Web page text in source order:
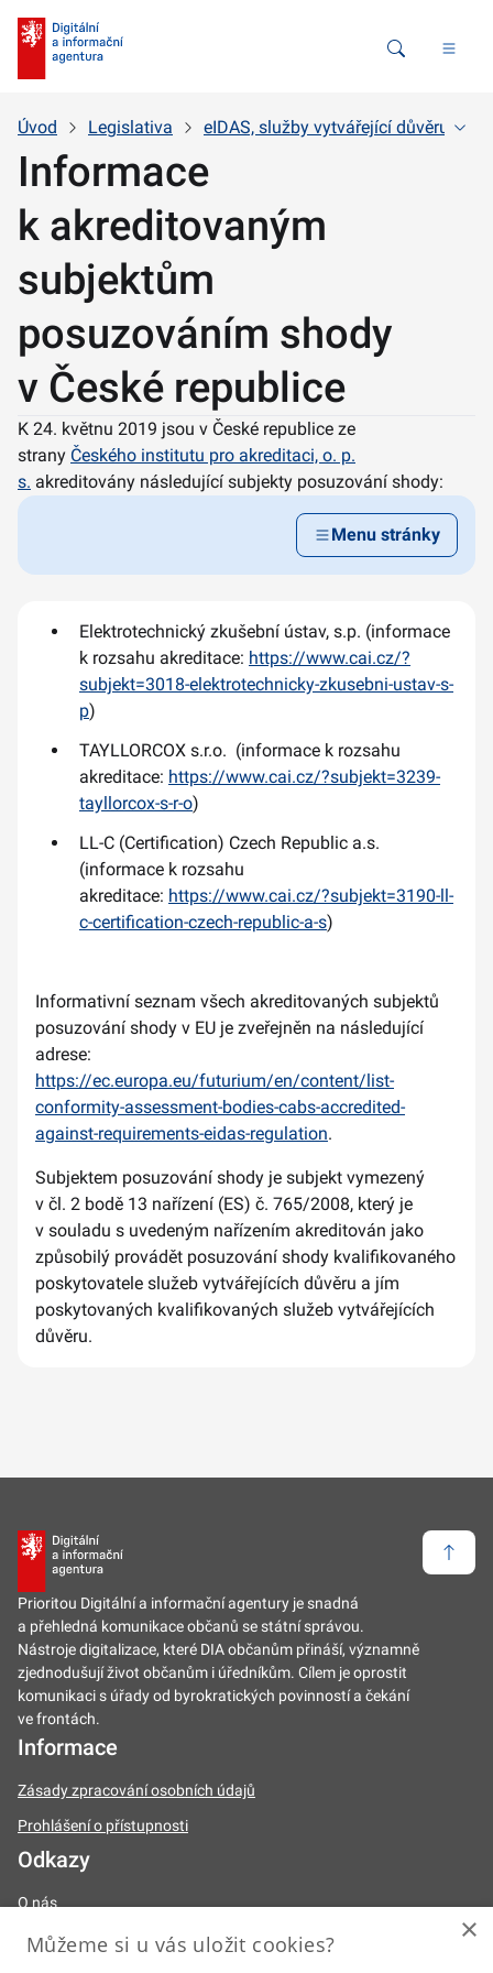
Vyhledávání
Úvod Legislativa eIDAS, služby vytvářející důvěru a
Informace
k akreditovaným
subjektům
posuzováním shody
v České republice
K 24. květnu 2019 jsou v České republice ze
strany Českého institutu pro akreditaci, o. p.
s. akreditovány následující subjekty posuzování shody:
Menu stránky
Elektrotechnický zkušební ústav, s.p. (informace
k rozsahu akreditace: https://www.cai.cz/?
subjekt=3018-elektrotechnicky-zkusebni-ustav-s-
p)
TAYLLORCOX s.r.o. (informace k rozsahu
akreditace: https://www.cai.cz/?subjekt=3239-
tayllorcox-s-r-o)
LL-C (Certification) Czech Republic a.s.
(informace k rozsahu
akreditace: https://www.cai.cz/?subjekt=3190-ll-
c-certification-czech-republic-a-s)
Informativní seznam všech akreditovaných subjektů
posuzování shody v EU je zveřejněn na následující
adrese:
https://ec.europa.eu/futurium/en/content/list-
conformity-assessment-bodies-cabs-accredited-
against-requirements-eidas-regulation.
Subjektem posuzování shody je subjekt vymezený
v čl. 2 bodě 13 nařízení (ES) č. 765/2008, který je
v souladu s uvedeným nařízením akreditován jako
způsobilý provádět posuzování shody kvalifikovaného
poskytovatele služeb vytvářejících důvěru a jím
poskytovaných kvalifikovaných služeb vytvářejících
důvěru.
Prioritou Digitální a informační agentury je snadná
a přehledná komunikace občanů se státní správou.
Nástroje digitalizace, které DIA občanům přináší, významně
zjednodušují život občanům i úředníkům. Cílem je oprostit
komunikaci s úřady od byrokratických povinností a čekání
ve frontách.
Informace
Zásady zpracování osobních údajů
Prohlášení o přístupnosti
Odkazy
O nás
Naše činnosti
Zpět
×
Můžeme si u vás uložit cookies?